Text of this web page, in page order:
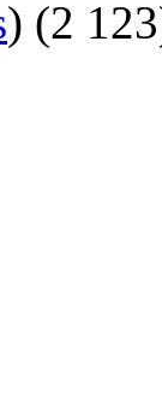
) (2